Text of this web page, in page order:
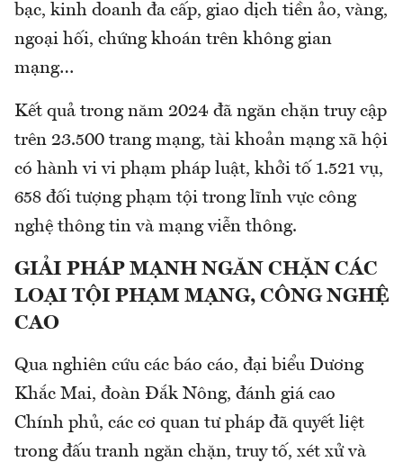
bạc, kinh doanh đa cấp, giao dịch tiền ảo, vàng,
ngoại hối, chứng khoán trên không gian
mạng…
Kết quả trong năm 2024 đã ngăn chặn truy cập
trên 23.500 trang mạng, tài khoản mạng xã hội
có hành vi vi phạm pháp luật, khởi tố 1.521 vụ,
658 đối tượng phạm tội trong lĩnh vực công
nghệ thông tin và mạng viễn thông.
GIẢI PHÁP MẠNH NGĂN CHẶN CÁC
LOẠI TỘI PHẠM MẠNG, CÔNG NGHỆ
CAO
Qua nghiên cứu các báo cáo, đại biểu Dương
Khắc Mai, đoàn Đắk Nông, đánh giá cao
Chính phủ, các cơ quan tư pháp đã quyết liệt
trong đấu tranh ngăn chặn, truy tố, xét xử và